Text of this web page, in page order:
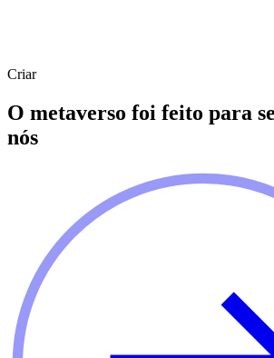
Criar
O metaverso foi feito para
nós